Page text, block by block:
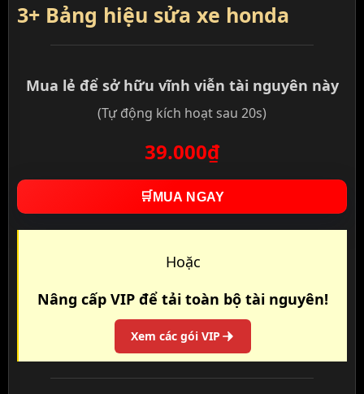
3+ Bảng hiệu sửa xe honda
Mua lẻ để sở hữu vĩnh viễn tài nguyên này
(Tự động kích hoạt sau 20s)
39.000₫
🛒 MUA NGAY
Hoặc
Nâng cấp VIP để tải toàn bộ tài nguyên!
Xem các gói VIP